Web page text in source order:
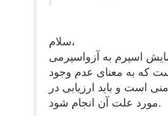
سلام،
اسپرم به آزواسپرمی
که به معنای عدم وجود
است و باید ارزیابی در
مورد علت آن انجام شود.